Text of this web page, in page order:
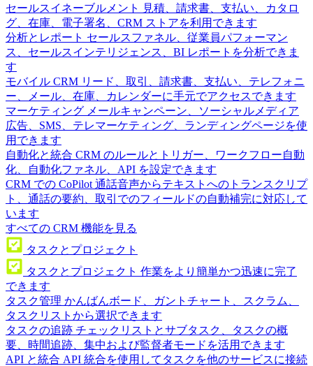
セールスイネーブルメント
見積、請求書、支払い、カタロ
グ、在庫、電子署名、CRM ストアを利用できます
分析とレポート セールスファネル、従業員パフォーマン
ス、セールスインテリジェンス、BI レポートを分析できま
す
モバイル CRM リード、取引、請求書、支払い、テレフォニ
ー、メール、在庫、カレンダーに手元でアクセスできます
マーケティング メールキャンペーン、ソーシャルメディア
広告、SMS、テレマーケティング、ランディングページを使
用できます
自動化と統合 CRM のルールとトリガー、ワークフロー自動
化、自動化ファネル、API を設定できます
CRM での CoPilot 通話音声からテキストへのトランスクリプ
ト、通話の要約、取引でのフィールドの自動補完に対応して
います
すべての CRM 機能を見る
タスクとプロジェクト
タスクとプロジェクト 作業をより簡単かつ迅速に完了
できます
タスク管理 かんばんボード、ガントチャート、スクラム、
タスクリストから選択できます
タスクの追跡 チェックリストとサブタスク、タスクの概
要、時間追跡、集中および監督者モードを活用できます
API と統合 API 統合を使用してタスクを他のサービスに接続